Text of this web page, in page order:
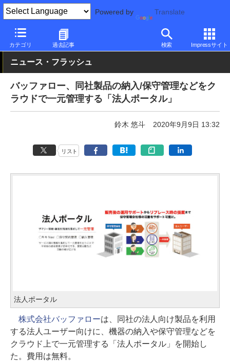
Powered by Translate
カテゴリ 過去記事 検索 Impressサイト
PC Watch 市場 サービス
ニュース・フラッシュ
バッファロー、同社製品の納入/保守管理などをク
ラウドで一元管理する「法人ポータル」
鈴木 悠斗 2020年9月9日 13:32
リスト
法人ポータル
株式会社バッファローは、同社の法人向け製品を利用
する法人ユーザー向けに、機器の納入や保守管理などを
クラウド上で一元管理する「法人ポータル」を開始し
た。費用は無料。